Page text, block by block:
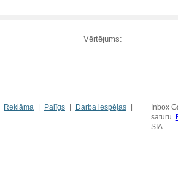
Vērtējums:
Reklāma Palīgs
Darba iespējas
Inbox
saturu.
SIA